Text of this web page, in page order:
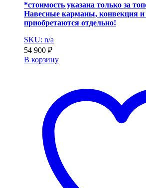
*стоимость указана только за
Навесные карманы, конвекция и
приобретаются отдельно!
SKU: n/a
54 900 ₽
В корзину